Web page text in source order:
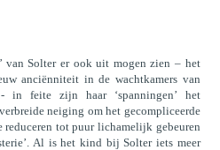
van Solter er ook uit mogen zien – het
anciënniteit in de wachtkamers van
- in feite zijn haar ‘spanningen’ het
neiging om het gecompliceerde
tot puur lichamelijk gebeuren
Al is het kind bij Solter iets meer